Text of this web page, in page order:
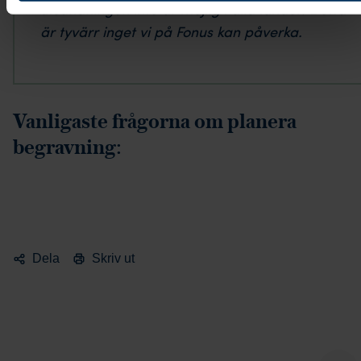
utsändningen inte är möjlig i alla länder. Detta
är tyvärr inget vi på Fonus kan påverka.
Vanligaste frågorna om planera
begravning:
Dela Skriv ut